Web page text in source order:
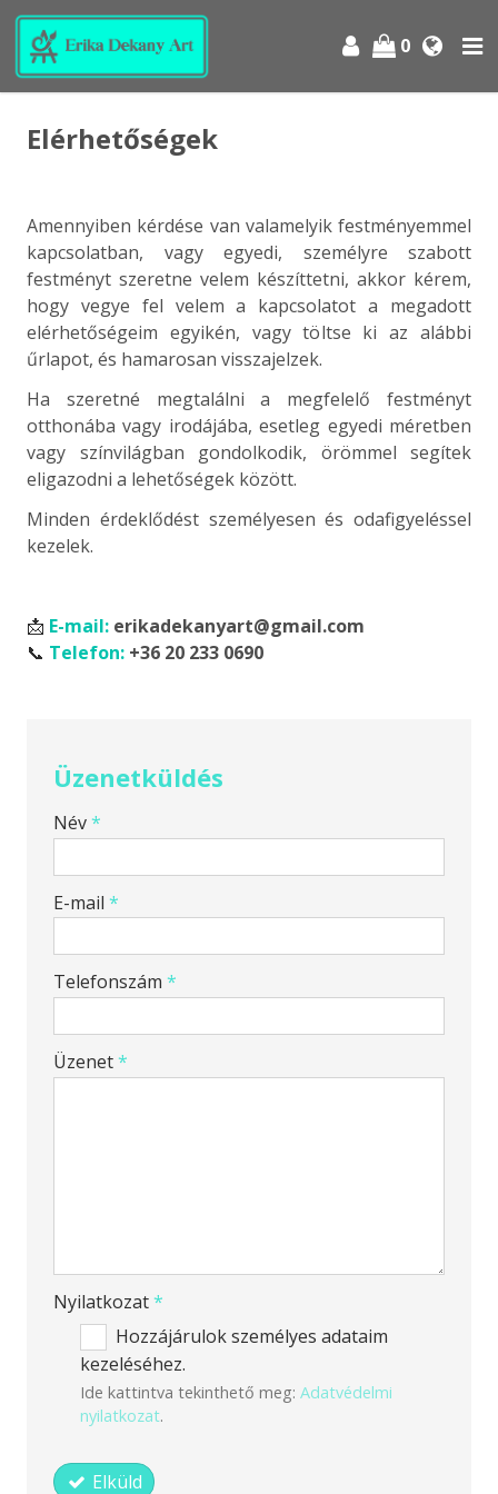
0
Elérhetőségek
Amennyiben kérdése van valamelyik festményemmel
kapcsolatban, vagy
egyedi, személyre szabott
festményt szeretne velem készíttetni, akkor kérem,
hogy vegye fel velem a kapcsolatot a megadott
elérhetőségeim egyikén, vagy töltse ki az alábbi
űrlapot, és hamarosan visszajelzek.
Ha szeretné megtalálni a megfelelő festményt
otthonába vagy irodájába, esetleg egyedi méretben
vagy színvilágban gondolkodik, örömmel segítek
eligazodni a lehetőségek között.
Minden érdeklődést személyesen és odafigyeléssel
kezelek.
📩 E-mail: erikadekanyart@gmail.com
📞 Telefon: +36 20 233 0690
Üzenetküldés
-
Név*
E-mail *
Telefonszám *
Üzenet*
Nyilatkozat*
Hozzájárulok személyes adataim
kezeléséhez.
Ide kattintva tekinthető meg: Adatvédelmi
nyilatkozat.
Elküld